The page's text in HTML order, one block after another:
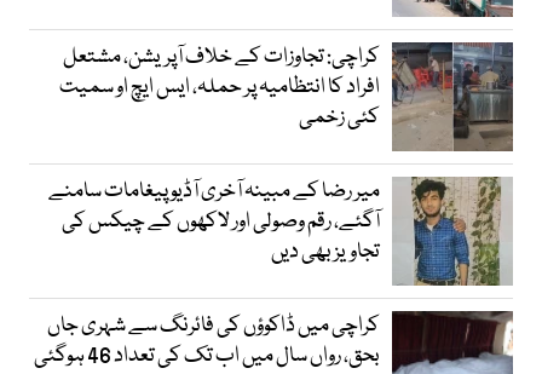
کراچی: تجاوزات کے خلاف آپریشن، مشتعل
افراد کا انتظامیہ پر حملہ، ایس ایچ او سمیت
کئی زخمی
میر رضا کے مبینہ آخری آڈیو پیغامات سامنے
آگئے، رقم وصولی اور لاکھوں کے چیکس کی
تجاویز بھی دیں
کراچی میں ڈاکوؤں کی فائرنگ سے شہری جاں
بحق، رواں سال میں اب تک کی تعداد 46 ہوگئی